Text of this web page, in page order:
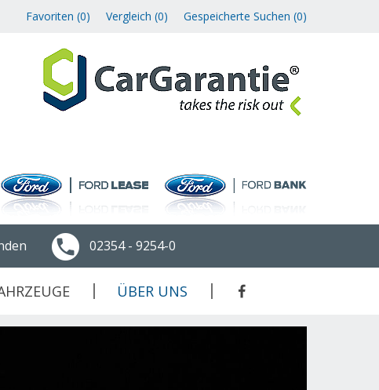
Favoriten (0) Vergleich (0) Gespeicherte Suchen (0)
02354 - 9254-0
ÜBER UNS